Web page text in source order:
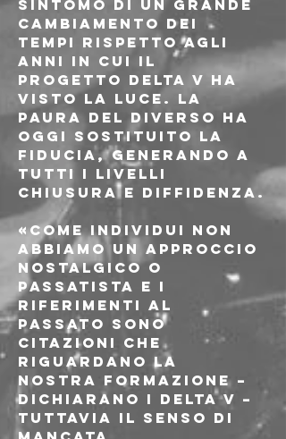
sintomo di un grande
cambiamento dei
tempi rispetto agli
anni in cui il
progetto Delta V ha
visto la luce. La
paura del diverso ha
oggi sostituito la
fiducia, generando a
tutti i livelli
chiusura e diffidenza.
«Come individui non
abbiamo un approccio
nostalgico o
passatista e i
riferimenti al
passato sono
citazioni che
riguardano la
nostra formazione –
dichiarano i Delta V –
tuttavia il senso di